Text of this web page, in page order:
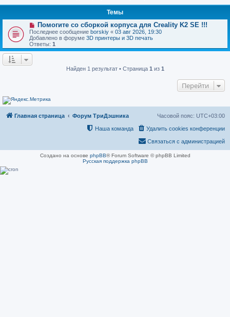
Темы
Н
о
в
о
е
и
Помогите со сборкой корпуса для Creality K2 SE !!!
Последнее сообщение borskiy « 03 авг 2026, 19:30
Добавлено в форуме 3D принтеры и 3D печать
Ответы: 1
Найден 1 результат • Страница 1 из 1
Перейти
Главная страница Форум ТриДэшника Часовой пояс: UTC+03:00
Удалить cookies конференции
Наша команда
Связаться с администрацией
Создано на основе phpBB® Forum Software © phpBB Limited
Русская поддержка phpBB